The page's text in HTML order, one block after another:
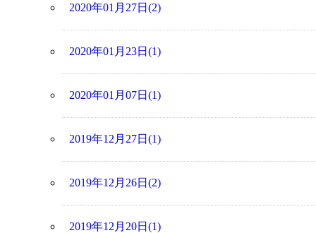
2020年01月27日(2)
2020年01月23日(1)
2020年01月07日(1)
2019年12月27日(1)
2019年12月26日(2)
2019年12月20日(1)